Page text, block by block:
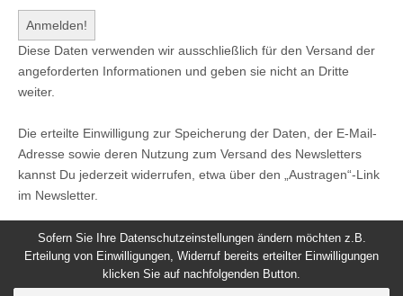
Diese Daten verwenden wir ausschließlich für den Versand der
angeforderten Informationen und geben sie nicht an Dritte
weiter.
Die erteilte Einwilligung zur Speicherung der Daten, der E-Mail-
Adresse sowie deren Nutzung zum Versand des Newsletters
kannst Du jederzeit widerrufen, etwa über den „Austragen“-Link
im Newsletter.
Sofern Sie Ihre Datenschutzeinstellungen ändern möchten z.B.
Erteilung von Einwilligungen, Widerruf bereits erteilter Einwilligungen
klicken Sie auf nachfolgenden Button.